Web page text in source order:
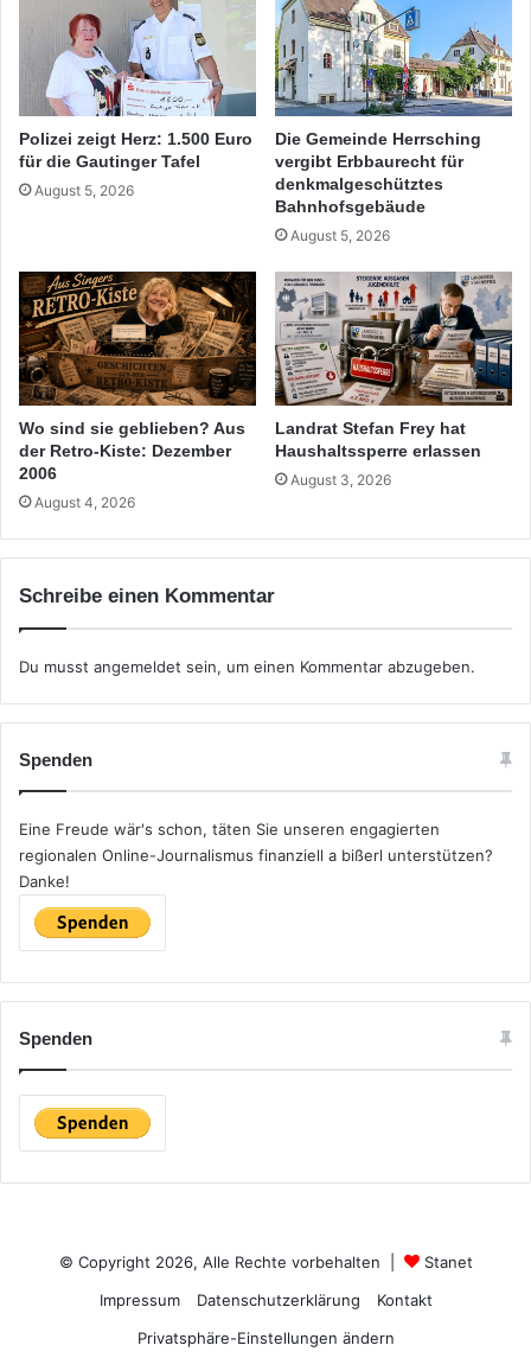
Polizei zeigt Herz: 1.500 Euro
für die Gautinger Tafel
August 5, 2026
Die Gemeinde Herrsching
vergibt Erbbaurecht für
denkmalgeschütztes
Bahnhofsgebäude
August 5, 2026
Wo sind sie geblieben? Aus
der Retro-Kiste: Dezember
2006
August 4, 2026
Landrat Stefan Frey hat
Haushaltssperre erlassen
August 3, 2026
Schreibe einen Kommentar
Du musst angemeldet sein, um einen Kommentar abzugeben.
Spenden
Eine Freude wär's schon, täten Sie unseren engagierten
regionalen Online-Journalismus finanziell a bißerl unterstützen?
Danke!
Spenden
© Copyright 2026, Alle Rechte vorbehalten |
Stanet
Impressum
Datenschutzerklärung
Kontakt
Privatsphäre-Einstellungen ändern